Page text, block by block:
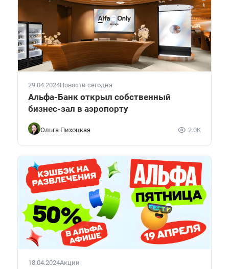
29.04.2024Новости сегодня
Альфа-Банк открыл собственный
бизнес-зал в аэропорту
Ольга Пихоцкая 2.0K
18.04.2024Акции